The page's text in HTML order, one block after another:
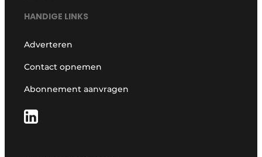
HANDIGE LINKS
Adverteren
Contact opnemen
Abonnement aanvragen